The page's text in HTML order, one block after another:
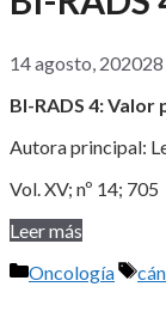
14 agosto, 2020
BI-RADS 4:
Autora principal:
Vol. XV; nº 14; 705
Leer más
Categorías
Oncología